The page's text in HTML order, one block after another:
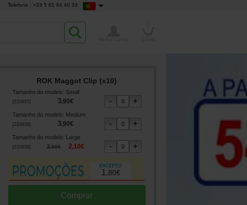
Telefone : +33 5 61 64 40 33
ROK Maggot Clip (x10)
Tamanho do modelo: Small
233937] 3,90€
Tamanho do modelo: Medium
233938 ] 3,90€
Tamanho do modelo: Large
233939] 3,90€ 2,10€
1 ,80€